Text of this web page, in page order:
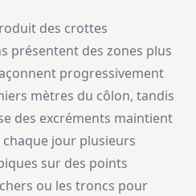
des crottes
présentent des zones plus
progressivement
mètres du côlon, tandis
des excréments maintient
jour plusieurs
sur des points
ou les troncs pour